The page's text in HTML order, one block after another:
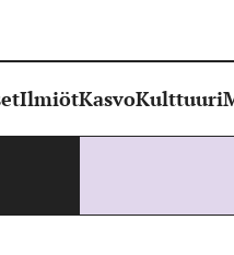
IlmiötKasvoKulttuuri